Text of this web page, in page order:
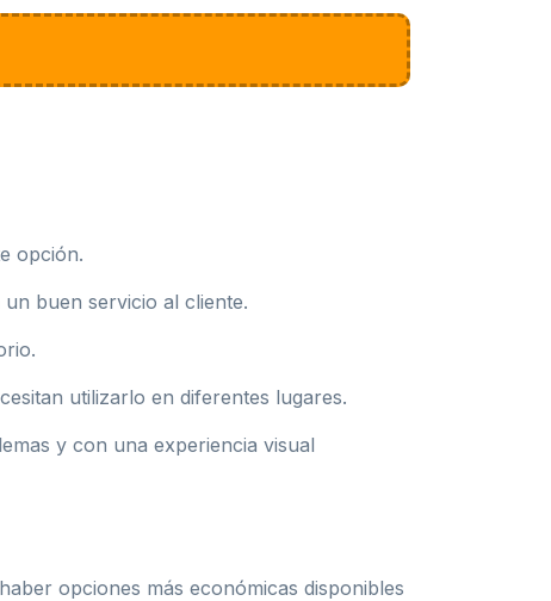
opción.
buen servicio al cliente.
utilizarlo en diferentes lugares.
y con una experiencia visual
opciones más económicas disponibles